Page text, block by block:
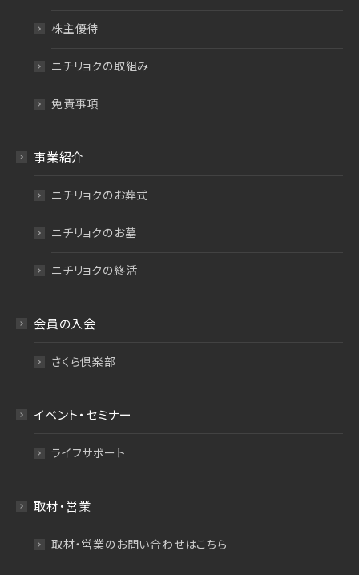
株主優待
ニチリョクの取組み
免責事項
事業紹介
ニチリョクのお葬式
ニチリョクのお墓
ニチリョクの終活
会員の入会
さくら倶楽部
イベント・セミナー
ライフサポート
取材・営業
取材・営業のお問い合わせはこちら